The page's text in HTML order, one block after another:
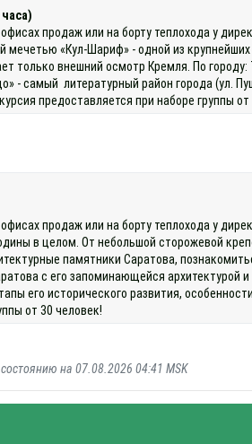
продаж или на борту теплохода у
«Кул-Шариф» - одной из
внешний осмотр Кремля. По
- самый литературный район города (ул.
предоставляется при наборе группы
продаж или на борту теплохода у
в целом. От небольшой сторожевой
памятники Саратова,
с его запоминающейся
его исторического развития,
от 30 человек!
на 07.08.2026 04:41 MSK